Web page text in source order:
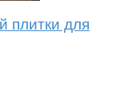
плитки для